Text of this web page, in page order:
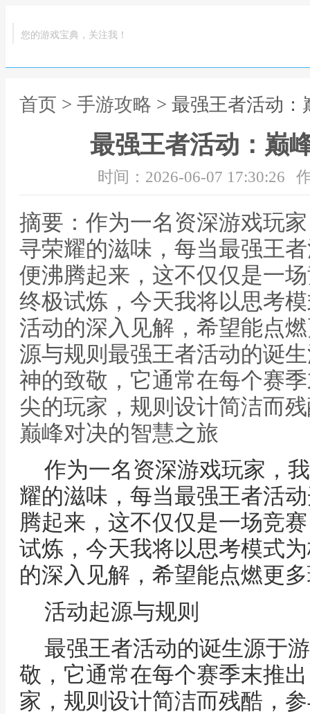
您的游戏宝典，关注我！
首页 > 手游攻略 > 最强王者活动
最强王者活动：巅
时间：2026-06-07 17:30:26
摘要：作为一名资深游戏玩
寻荣耀的滋味，每当最强王
便沸腾起来，这不仅仅是一
终极试炼，今天我将以思考
活动的深入见解，希望能点
源与规则最强王者活动的诞
神的致敬，它通常在每个赛
尖的玩家，规则设计简洁而
巅峰对决的智慧之旅
作为一名资深游戏玩家，
耀的滋味，每当最强王者活
腾起来，这不仅仅是一场竞
试炼，今天我将以思考模式
的深入见解，希望能点燃更
活动起源与规则
最强王者活动的诞生源于
敬，它通常在每个赛季末推
家，规则设计简洁而残酷，